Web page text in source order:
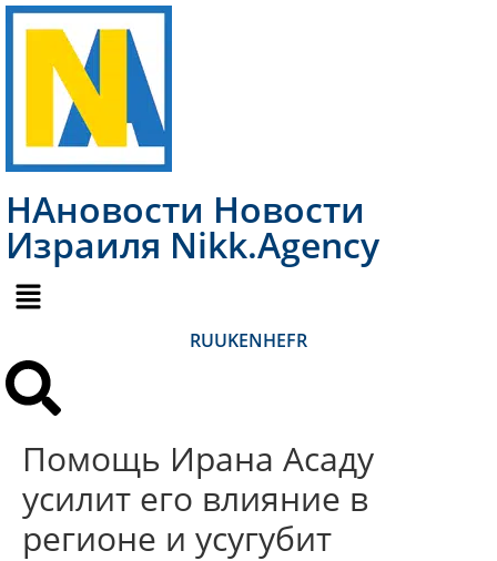
НАновости Новости
Израиля Nikk.Agency
RUUKENHEFR
Помощь Ирана Асаду
усилит его влияние в
регионе и усугубит